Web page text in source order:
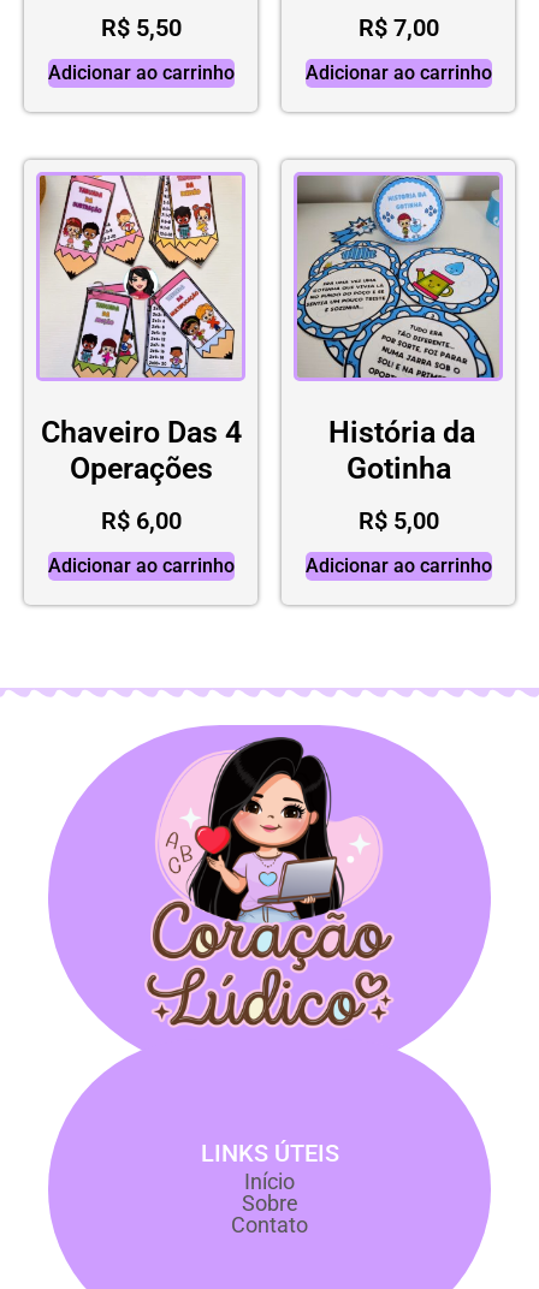
R$5,50
Adicionar ao carrinho
R$7,00
Adicionar ao carrinho
Chaveiro Das 4
Operações
R$6,00
Adicionar ao carrinho
História da
Gotinha
R$5,00
Adicionar ao carrinho
LINKS ÚTEIS
Início
Sobre
Contato